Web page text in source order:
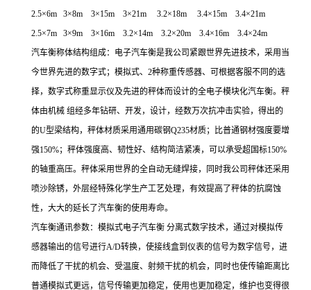
2.5×6m 3×8m 3×15m 3×21m 3.2×18m 3.4×15m 3.4×21m
2.5×7m 3×9m 3×16m 3.2×14m 3.2×20m 3.4×16m 3.4×24m
汽车衡称体结构组成：电子汽车衡是我公司紧跟世界先进技术，采用当
今世界先进的数字式；模拟式、2种称重传感器、可根据客服不同的选
择，数字式称重显示仪及先进的秤体而设计的全电子模块化汽车衡。秤
体由机械 组经多年钻研、开发，设计，经数万次抗冲击实验，得出的
的U型梁结构，秤体材质采用通用碳钢Q235材质；比普通钢材强度要增
强150%；秤体强度高、韧性好、结构简洁紧凑，可以承受超国标150%
的轴重高压。秤体采用世界的全自动无缝焊接，同时我公司秤体还采用
喷沙除锈，外层经特殊化学生产工艺处理，有效提高了秤体的抗腐蚀
性，大大的延长了汽车衡的使用寿命。
汽车衡通讯参数：模拟式电子汽车衡 分离式数字技术，通过对模拟传
感器输出的信号进行A/D转换，使接线盒到仪表的信号为数字信号，进
而降低了干扰的机会、受温度、射频干扰的机会，同时也使传输距离比
普通模拟式更远，信号传输更加稳定，使用也更加稳定，维护也变得很